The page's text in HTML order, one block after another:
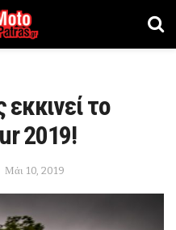
το
2019!
Μάι 10, 2019